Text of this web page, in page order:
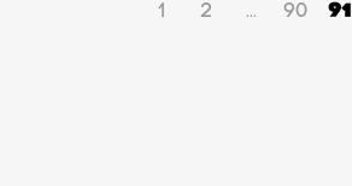
1 2 ... 90 91